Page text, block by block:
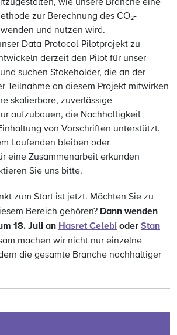
wie unsere Branche eine
zur Berechnung des CO₂-
und nutzen wird.
Data-Protocol-Pilotprojekt zu
derzeit den Pilot für unser
suchen Stakeholder, die an der
Teilnahme an diesem Projekt mitwirken
skalierbare, zuverlässige
aufzubauen, die Nachhaltigkeit
von Vorschriften unterstützt.
Laufenden bleiben oder
eine Zusammenarbeit erkunden
Sie uns bitte.
zum Start ist jetzt. Möchten Sie zu
Bereich gehören? Dann wenden
18. Juli an Hasret Celebi oder Stan
machen wir nicht nur einzelne
die gesamte Branche nachhaltiger